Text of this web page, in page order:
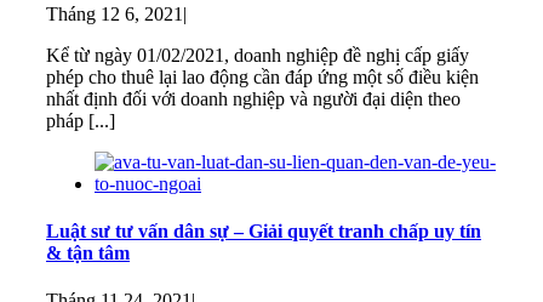
Tháng 12 6, 2021 |
Kể từ ngày 01/02/2021, doanh nghiệp đề nghị cấp giấy
phép cho thuê lại lao động cần đáp ứng một số điều kiện
nhất định đối với doanh nghiệp và người đại diện theo
pháp [...]
Luật sư tư vấn dân sự – Giải quyết tranh chấp uy tín
& tận tâm